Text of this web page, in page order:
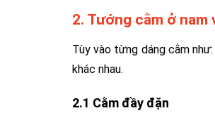
2. Tướng cằm ở nam
Tùy vào từng dáng cằm
khác nhau.
2.1 Cằm đầy đặn